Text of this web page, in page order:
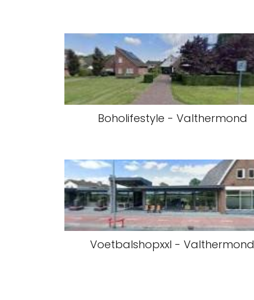
Boholifestyle - Valthermond
Voetbalshopxxl - Valthermond